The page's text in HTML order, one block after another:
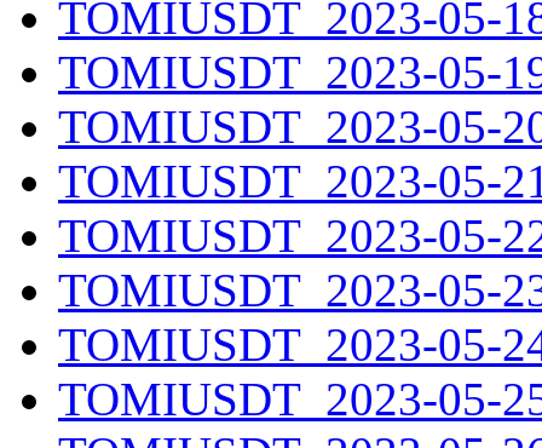
TOMIUSDT_2023-05-
TOMIUSDT_2023-05-
TOMIUSDT_2023-05-
TOMIUSDT_2023-05-
TOMIUSDT_2023-05-
TOMIUSDT_2023-05-
TOMIUSDT_2023-05-
TOMIUSDT_2023-05-